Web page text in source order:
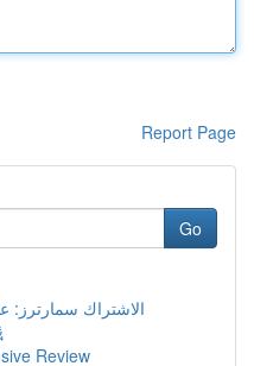
Report Page
Go
الاشتراك سمارترز:
Review